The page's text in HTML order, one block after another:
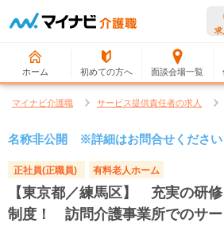
求
ホーム 初めての方へ 面談会場一覧
マイナビ介護職 サービス提供責任者の求人
名称非公開 ※詳細はお問合せください
正社員(正職員) 有料老人ホーム
【東京都／練馬区】 充実の研修
制度！ 訪問介護事業所でのサー